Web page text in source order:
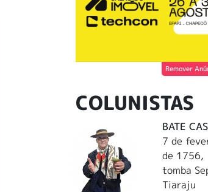
Remover
COLUNISTAS
BATE
7 de
de 1756,
tomba
Tiaraju